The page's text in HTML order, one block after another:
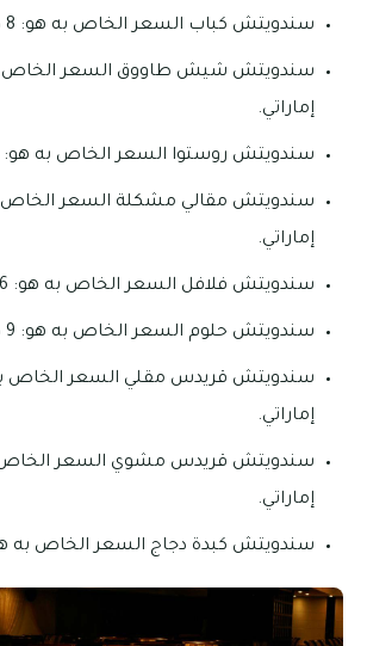
سندويتش كباب السعر الخاص به هو: 8 درهم إماراتي.
إماراتي.
سندويتش روستوا السعر الخاص به هو: 15 درهم إماراتي.
إماراتي.
سندويتش فلافل السعر الخاص به هو: 6 درهم إماراتي.
سندويتش حلوم السعر الخاص به هو: 9 درهم إماراتي.
إماراتي.
إماراتي.
سندويتش كبدة دجاج السعر الخاص به هو: 9 درهم